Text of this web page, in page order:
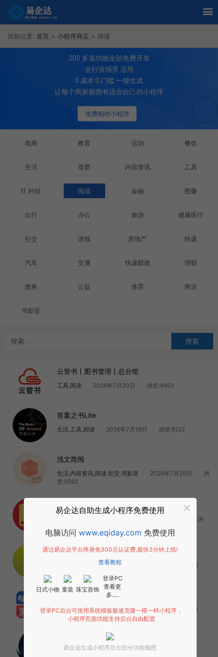
当前位置: 首页 > 小程序商店 > 阅读
免费制作小程序
200 多项功能全部免费开发
全行业场景 适用
0 成本 0 门槛 一键生成
让每个商家都拥有适合自己的小程序
电商 教育 运动 餐饮
生活 母婴 内容资讯 工具
IT 科技 阅读 金融 图像
出行 办公 旅游 健康医疗
社交 游戏 房地产 快递
汽车 交通 快递邮政 理财
政务 公益 体育 商业
书影音
云管书丨图书管理丨总分馆
工具,阅读 2026年7月20日 浏览:4953
答案之书Lite
生活,工具,阅读 2026年7月18日 浏览:6122
浅文简阅
生活,内容资讯,阅读,社交,书影音 2026年7月20日
浏
览:5562
口袋法典大全
浏
览:5593
RSS悦
阅读 2026年7月19日 浏览:4600
脑筋急转弯题目大全
内容资讯,工具,阅读 2026年7月19日 浏览:5073
教育 内容资讯 , 阅读 2026年7月19日
易企达自助生成小程序免费使用
电脑访问 www.eqiday.com 免费使用
通过易企达平台终身免300元认证费,最快3分钟上线!
查看教程
日式小物 童装 珠宝首饰
登录PC
查看更
多.....
登录PC后台可使用系统模板极速克隆一模一样小程序，
小程序页面功能支持后台自由配置
易企达生成小程序后台部分功能截图